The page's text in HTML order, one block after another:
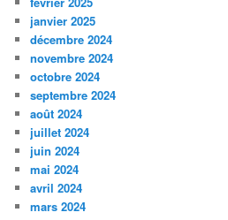
janvier 2025
décembre 2024
novembre 2024
octobre 2024
septembre 2024
août 2024
juillet 2024
juin 2024
mai 2024
avril 2024
mars 2024